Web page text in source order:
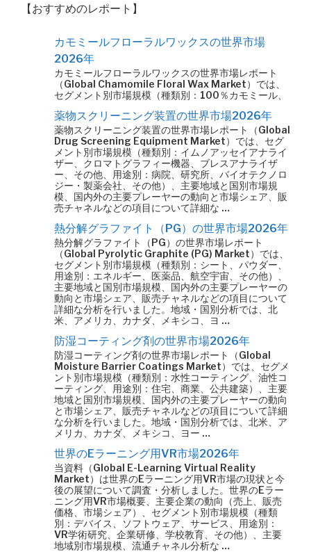
【おすすめのレポート】
カモミールフローラルワックスの世界市場
2026年
カモミールフローラルワックスの世界市場レポート
（Global Chamomile Floral Wax Market）では、
セグメント別市場規模（種類別：100％カモミール、
薬物スクリーニング装置の世界市場2026年
薬物スクリーニング装置の世界市場レポート（Global
Drug Screening Equipment Market）では、セグ
メント別市場規模（種類別：イムノアッセイアナライ
ザー、クロマトグラフィー機器、ブレスアナライザ
ー、その他、用途別：病院、研究所、バイオテクノロ
ジー・製薬会社、その他）、主要地域と国別市場規
模、国内外の主要プレーヤーの動向と市場シェア、販
売チャネルなどの項目について詳細な …
熱分解グラファイト（PG）の世界市場2026年
熱分解グラファイト（PG）の世界市場レポート
（Global Pyrolytic Graphite (PG) Market）では、
セグメント別市場規模（種類別：シート、パウダー、
用途別：エネルギー、医薬品、航空宇宙、その他）、
主要地域と国別市場規模、国内外の主要プレーヤーの
動向と市場シェア、販売チャネルなどの項目について
詳細な分析を行いました。地域・国別分析では、北
米、アメリカ、カナダ、メキシコ、ヨ …
防湿コーティング剤の世界市場2026年
防湿コーティング剤の世界市場レポート（Global
Moisture Barrier Coatings Market）では、セグメ
ント別市場規模（種類別：水性コーティング、油性コ
ーティング、用途別：住宅、商業、公共建築）、主要
地域と国別市場規模、国内外の主要プレーヤーの動向
と市場シェア、販売チャネルなどの項目について詳細
な分析を行いました。地域・国別分析では、北米、ア
メリカ、カナダ、メキシコ、ヨー …
世界のEラーニング用VR市場2026年
当資料（Global E-Learning Virtual Reality
Market）は世界のEラーニング用VR市場の現状と今
後の展望について調査・分析しました。世界のEラー
ニング用VR市場概要、主要企業の動向（売上、販売
価格、市場シェア）、セグメント別市場規模（種類
別：デバイス、ソフトウェア、サービス、用途別：
VR学術研究、企業研修、学校教育、その他）、主要
地域別市場規模、流通チャネル分析な …